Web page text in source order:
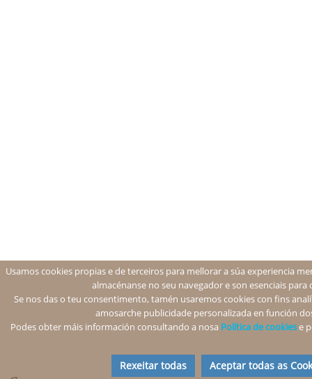
Usamos cookies propias e de terceiros para mellorar a súa experiencia
almacénanse no seu navegador e son esenciais
Se nos das o teu consentimento, tamén usaremos cookies con fins
amosarche publicidade personalizada en función
Podes obter máis información consultando a nosa Política de cookiese
Rexeitar todas Aceptar todas as